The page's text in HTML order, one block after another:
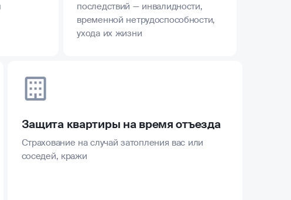
последствий — инвалидности,
временной нетрудоспособности,
ухода их жизни
Защита квартиры на время отъезда
Страхование на случай затопления вас или
соседей, кражи